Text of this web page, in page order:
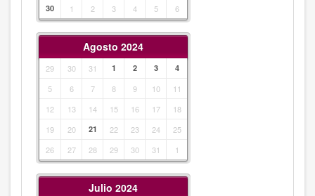
30
1 2 3 4 5 6
Agosto 2024
29 30 31 1 2 3 4
5 6 7 8 9 10
11
12
13 14 15 16 17
18
19
20 21 22 23 24
25
26
27 28 29 30 31 1
Julio 2024